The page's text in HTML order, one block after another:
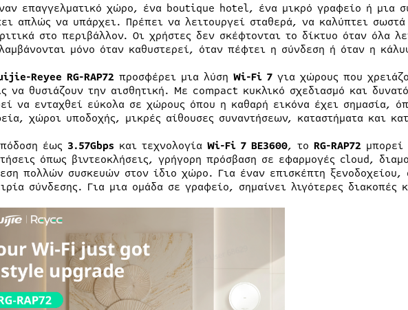
επαγγελματικό χώρο, ένα boutique hotel, ένα μικρό γραφείο ή μια
απλώς να υπάρχει. Πρέπει να λειτουργεί σταθερά, να καλύπτει
στο περιβάλλον. Οι χρήστες δεν σκέφτονται το δίκτυο όταν όλα
μόνο όταν καθυστερεί, όταν πέφτει η σύνδεση ή όταν η
Reyee RG-RAP72 προσφέρει μια λύση Wi-Fi 7για χώρους που
να θυσιάζουν την αισθητική. Με compact κυκλικό σχεδιασμό και
να ενταχθεί εύκολα σε χώρους όπου η καθαρή εικόνα έχει σημασία,
χώροι υποδοχής, μικρές αίθουσες συναντήσεων, καταστήματα και
έως 3.57Gbps και τεχνολογία Wi-Fi 7 BE3600, το RG-RAP72 μπορεί
όπως βιντεοκλήσεις, γρήγορη πρόσβαση σε εφαρμογές cloud,
πολλών συσκευών στον ίδιο χώρο. Για έναν επισκέπτη ξενοδοχείου,
σύνδεσης. Για μια ομάδα σε γραφείο, σημαίνει λιγότερες διακοπές